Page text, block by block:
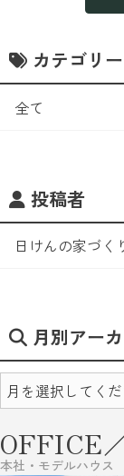
カテゴリー
全て
投稿者
日けんの家づく
月別アー
OFFICE
本社・モデルハウス